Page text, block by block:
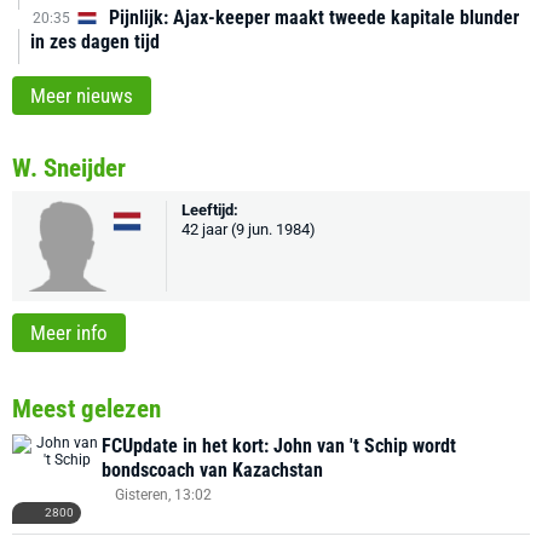
20:35
Pijnlijk: Ajax-keeper maakt tweede kapitale blunder
in zes dagen tijd
Meer nieuws
W. Sneijder
Leeftijd:
42 jaar (9 jun. 1984)
Meer info
Meest gelezen
2800
FCUpdate in het kort: John van 't Schip wordt
bondscoach van Kazachstan
Gisteren, 13:02